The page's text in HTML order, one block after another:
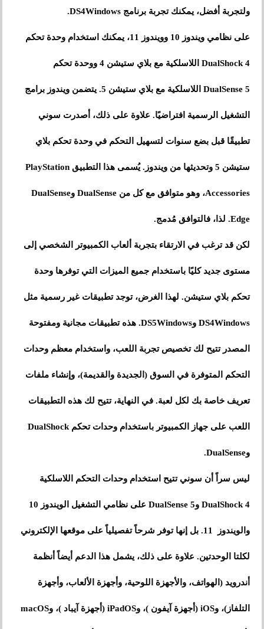
ولتجربة أفضل، يمكنك تجربة برنامج DS4Windows.
على نظامي ويندوز 10 وويندوز 11، يمكنك استخدام وحدة تحكم
DualShock 4 اللاسلكية مع بلاي ستيشن 4 ووحدة تحكم
DualSense 5 اللاسلكية مع بلاي ستيشن 5. يتضمن ويندوز برامج
التشغيل الرسمية افتراضيًا. علاوة على ذلك، أصدرت سوني
تطبيقًا قبل بضع سنوات لتسهيل التحكم في وحدة تحكم بلاي
ستيشن 5 وتحديثها من ويندوز. يُسمى هذا التطبيق PlayStation
Accessories، وهو متوافق مع كل من DualSense وDualSense
Edge. لذا، فالتوافق مُدمج.
لكن قد ترغب في الارتقاء بتجربة ألعاب الكمبيوتر الشخصي إلى
مستوى جديد كليًا باستخدام جميع الميزات التي توفرها وحدة
تحكم بلاي ستيشن. لهذا الغرض، توجد تطبيقات غير رسمية مثل
DS4Windows وDS5Windows. هذه تطبيقات مجانية ومفتوحة
المصدر تتيح لك تخصيص تجربة اللعب، واستخدام معظم وحدات
التحكم المتوفرة في السوق (الجديدة والقديمة)، وإنشاء ملفات
تعريف خاصة بك لكل لعبة. في النهاية، تتيح لك هذه التطبيقات
اللعب على جهاز الكمبيوتر باستخدام وحدات تحكم DualShock
وDualSense.
ليس سراً أن سوني تتيح استخدام وحدات التحكم اللاسلكية
DualShock 4 وDualSense 5 على نظامي التشغيل الويندوز 10
والويندوز 11. بل إنها توفر شرحاً تفصيلياً على موقعها الإلكتروني
لكلتا الوحدتين. علاوة على ذلك، يشمل هذا الدعم أيضاً أنظمة
أندرويد (الهواتف، والأجهزة اللوحية، وأجهزة الألعاب، وأجهزة
التلفاز)، وiOS (أجهزة آيفون )، وiPadOS (أجهزة آيباد )، وmacOS